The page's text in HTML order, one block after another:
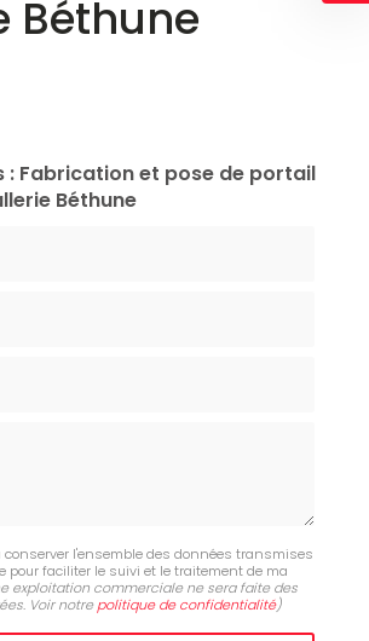
Béthune
Fabrication et pose de portail
Béthune
conserver l'ensemble des données transmises
pour faciliter le suivi et le traitement de ma
exploitation commerciale ne sera faite des
Voir notre politique de confidentialité)